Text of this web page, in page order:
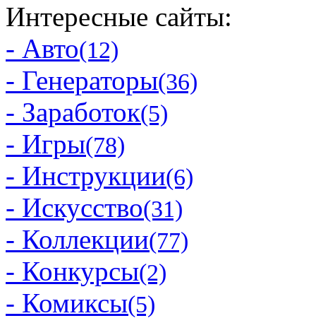
Интересные сайты:
- Авто(12)
- Генераторы(36)
- Заработок(5)
- Игры(78)
- Инструкции(6)
- Искусство(31)
- Коллекции(77)
- Конкурсы(2)
- Комиксы(5)